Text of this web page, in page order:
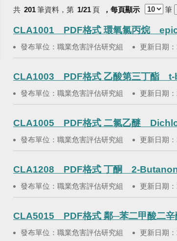
共 201筆資料，第 1/21 頁 ，每頁顯示 筆
CLA1001 PDF格式 環氧氯丙烷
發布單位：職業危害評估研究組 更新日期
CLA1003 PDF格式 乙酸第三丁酯 t-
發布單位：職業危害評估研究組 更新日期
CLA1005 PDF格式 二氯乙醚
發布單位：職業危害評估研究組 更新日期
CLA1208 PDF格式 丁酮 2-
發布單位：職業危害評估研究組 更新日期
CLA5015 PDF格式 鄰─苯二甲酸二
發布單位：職業危害評估研究組 更新日期